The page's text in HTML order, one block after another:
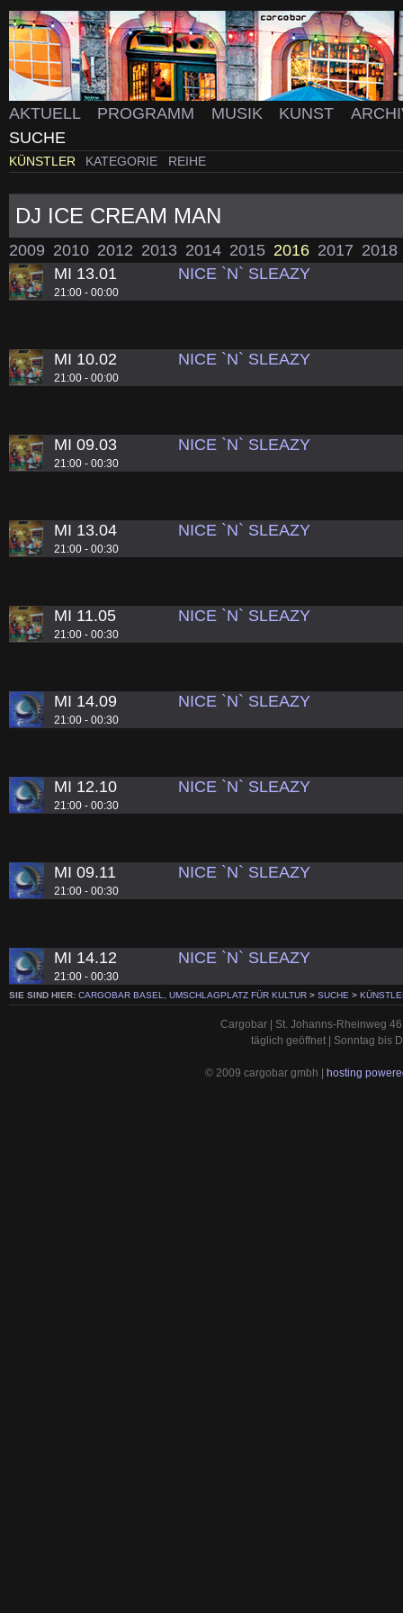
AKTUELL PROGRAMM MUSIK KUNST
SUCHE
KÜNSTLER KATEGORIE REIHE
DJ ICE CREAM MAN
2009 2010 2012 2013 2014 2015 2016 2017 2018
MI 13.01
21:00 - 00:00
NICE `N` SLEAZY
MI 10.02
21:00 - 00:00
NICE `N` SLEAZY
MI 09.03
21:00 - 00:30
NICE `N` SLEAZY
MI 13.04
21:00 - 00:30
NICE `N` SLEAZY
MI 11.05
21:00 - 00:30
NICE `N` SLEAZY
MI 14.09
21:00 - 00:30
NICE `N` SLEAZY
MI 12.10
21:00 - 00:30
NICE `N` SLEAZY
MI 09.11
21:00 - 00:30
NICE `N` SLEAZY
MI 14.12
21:00 - 00:30
NICE `N` SLEAZY
SIE SIND HIER: CARGOBAR BASEL, UMSCHLAGPLATZ FÜR KULTUR > SUCHE >
Cargobar | St. Johanns-Rheinweg
täglich geöffnet | Sonntag bis
© 2009 cargobar gmbh | hosting